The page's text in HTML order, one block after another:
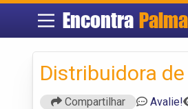
Encontra
Distribuidora
Compartilhar Avalie!